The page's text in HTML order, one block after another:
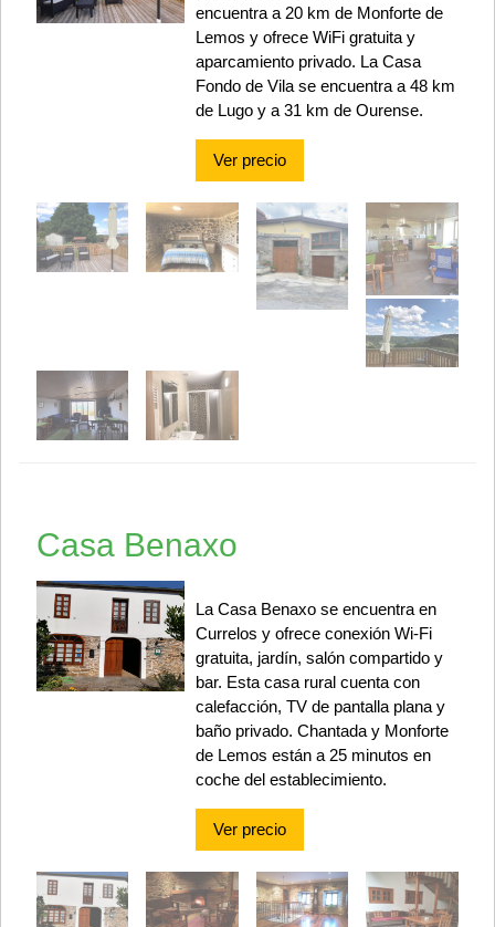
encuentra a 20 km de Monforte de
Lemos y ofrece WiFi gratuita y
aparcamiento privado. La Casa
Fondo de Vila se encuentra a 48 km
de Lugo y a 31 km de Ourense.
Ver precio
Casa Benaxo
La Casa Benaxo se encuentra en
Currelos y ofrece conexión Wi-Fi
gratuita, jardín, salón compartido y
bar. Esta casa rural cuenta con
calefacción, TV de pantalla plana y
baño privado. Chantada y Monforte
de Lemos están a 25 minutos en
coche del establecimiento.
Ver precio